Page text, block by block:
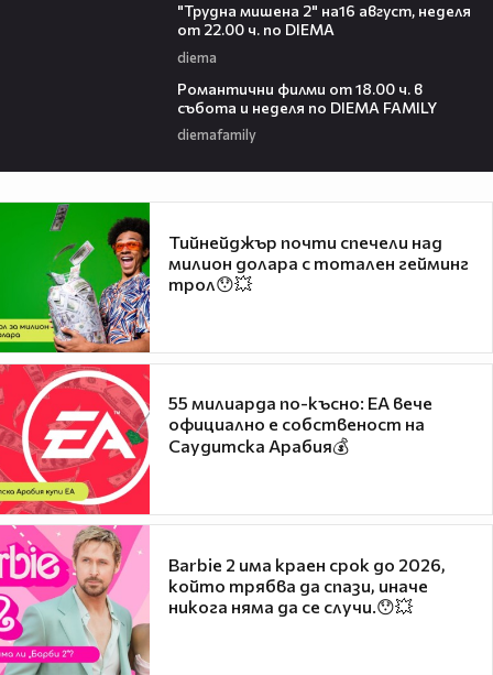
"Трудна мишена 2" на16 август, неделя
от 22.00 ч. по DIEMA
diema
Романтични филми от 18.00 ч. в
събота и неделя по DIEMA FAMILY
diemafamily
Тийнейджър почти спечели над
милион долара с тотален гейминг
трол😯💥
55 милиарда по-късно: EA вече
официално е собственост на
Саудитска Арабия💰
Barbie 2 има краен срок до 2026,
който трябва да спази, иначе
никога няма да се случи.😯💥